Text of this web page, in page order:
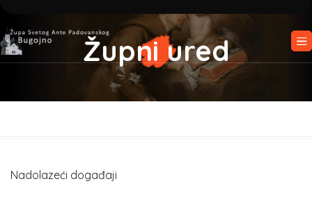
Župni ured
Nadolazeći događaji